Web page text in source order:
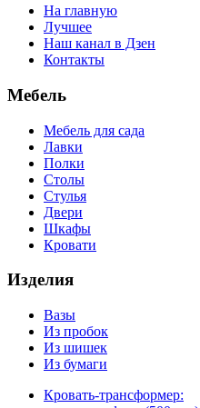
На главную
Лучшее
Наш канал в Дзен
Контакты
Мебель
Мебель для сада
Лавки
Полки
Столы
Стулья
Двери
Шкафы
Кровати
Изделия
Вазы
Из пробок
Из шишек
Из бумаги
Кровать-трансформер: